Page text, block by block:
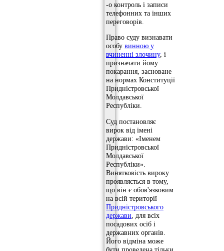
-о контроль і записи
телефонних та інших
переговорів.
Право суду визнавати
особу винною у
вчиненні злочину, і
призначати йому
покарання, засноване
на нормах Конституції
Придністровської
Молдавської
Республіки.
Суд постановляє
вирок від імені
держави: «Іменем
Придністровської
Молдавської
Республіки».
Винятковість вироку
проявляється в тому,
що він є обов'язковим
на всій території
Придністровського
держави , для всіх
посадових осіб і
державних органів.
Його відміна може